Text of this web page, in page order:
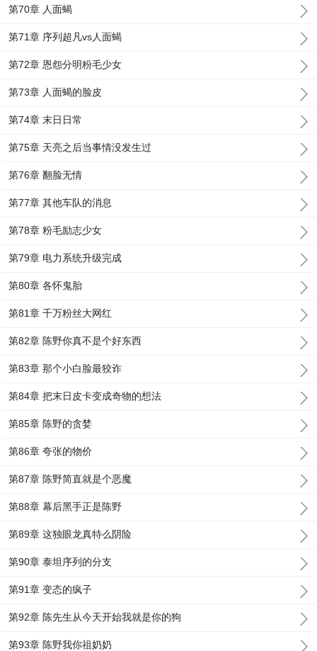
第70章 人面蝎
第71章 序列超凡vs人面蝎
第72章 恩怨分明粉毛少女
第73章 人面蝎的脸皮
第74章 末日日常
第75章 天亮之后当事情没发生过
第76章 翻脸无情
第77章 其他车队的消息
第78章 粉毛励志少女
第79章 电力系统升级完成
第80章 各怀鬼胎
第81章 千万粉丝大网红
第82章 陈野你真不是个好东西
第83章 那个小白脸最狡诈
第84章 把末日皮卡变成奇物的想法
第85章 陈野的贪婪
第86章 夸张的物价
第87章 陈野简直就是个恶魔
第88章 幕后黑手正是陈野
第89章 这独眼龙真特么阴险
第90章 泰坦序列的分支
第91章 变态的疯子
第92章 陈先生从今天开始我就是你的狗
第93章 陈野我你祖奶奶